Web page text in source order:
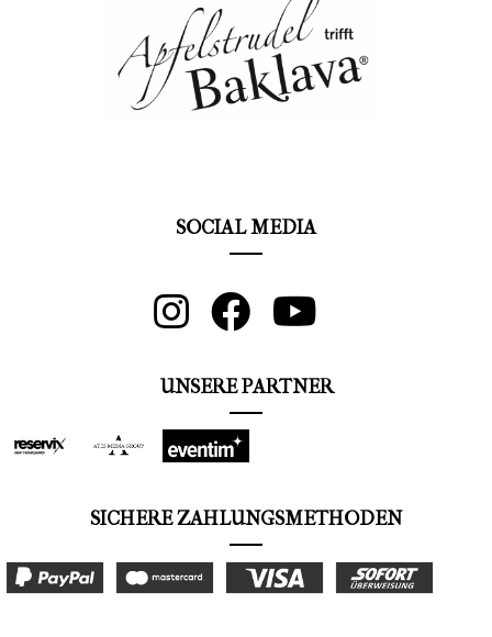
SICHERE ZAHLUNGSMETHODEN
SOCIAL MEDIA
UNSERE PARTNER